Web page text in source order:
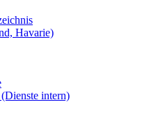
Havarie)
intern)